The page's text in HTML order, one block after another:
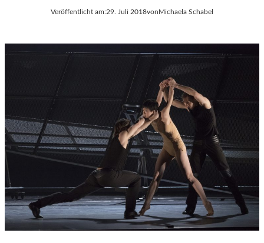
Veröffentlicht am:29. Juli 2018von Michaela Schabel